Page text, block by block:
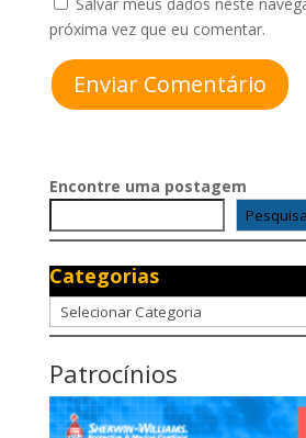
Salvar meus dados neste
próxima vez que eu comentar.
Enviar Comentário
Encontre uma postagem
Categorias
Categorias
Patrocínios